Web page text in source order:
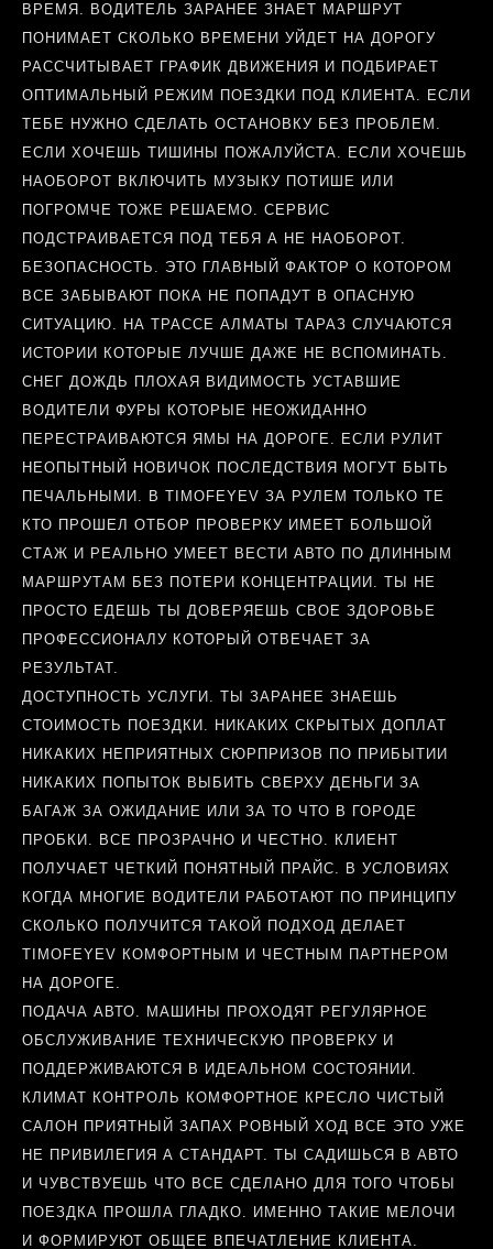
ВРЕМЯ. ВОДИТЕЛЬ ЗАРАНЕЕ ЗНАЕТ МАРШРУТ
ПОНИМАЕТ СКОЛЬКО ВРЕМЕНИ УЙДЕТ НА ДОРОГУ
РАССЧИТЫВАЕТ ГРАФИК ДВИЖЕНИЯ И ПОДБИРАЕТ
ОПТИМАЛЬНЫЙ РЕЖИМ ПОЕЗДКИ ПОД КЛИЕНТА. ЕСЛИ
ТЕБЕ НУЖНО СДЕЛАТЬ ОСТАНОВКУ БЕЗ ПРОБЛЕМ.
ЕСЛИ ХОЧЕШЬ ТИШИНЫ ПОЖАЛУЙСТА. ЕСЛИ ХОЧЕШЬ
НАОБОРОТ ВКЛЮЧИТЬ МУЗЫКУ ПОТИШЕ ИЛИ
ПОГРОМЧЕ ТОЖЕ РЕШАЕМО. СЕРВИС
ПОДСТРАИВАЕТСЯ ПОД ТЕБЯ А НЕ НАОБОРОТ.
БЕЗОПАСНОСТЬ. ЭТО ГЛАВНЫЙ ФАКТОР О КОТОРОМ
ВСЕ ЗАБЫВАЮТ ПОКА НЕ ПОПАДУТ В ОПАСНУЮ
СИТУАЦИЮ. НА ТРАССЕ АЛМАТЫ ТАРАЗ СЛУЧАЮТСЯ
ИСТОРИИ КОТОРЫЕ ЛУЧШЕ ДАЖЕ НЕ ВСПОМИНАТЬ.
СНЕГ ДОЖДЬ ПЛОХАЯ ВИДИМОСТЬ УСТАВШИЕ
ВОДИТЕЛИ ФУРЫ КОТОРЫЕ НЕОЖИДАННО
ПЕРЕСТРАИВАЮТСЯ ЯМЫ НА ДОРОГЕ. ЕСЛИ РУЛИТ
НЕОПЫТНЫЙ НОВИЧОК ПОСЛЕДСТВИЯ МОГУТ БЫТЬ
ПЕЧАЛЬНЫМИ. В TIMOFEYEV ЗА РУЛЕМ ТОЛЬКО ТЕ
КТО ПРОШЕЛ ОТБОР ПРОВЕРКУ ИМЕЕТ БОЛЬШОЙ
СТАЖ И РЕАЛЬНО УМЕЕТ ВЕСТИ АВТО ПО ДЛИННЫМ
МАРШРУТАМ БЕЗ ПОТЕРИ КОНЦЕНТРАЦИИ. ТЫ НЕ
ПРОСТО ЕДЕШЬ ТЫ ДОВЕРЯЕШЬ СВОЕ ЗДОРОВЬЕ
ПРОФЕССИОНАЛУ КОТОРЫЙ ОТВЕЧАЕТ ЗА
РЕЗУЛЬТАТ.
ДОСТУПНОСТЬ УСЛУГИ. ТЫ ЗАРАНЕЕ ЗНАЕШЬ
СТОИМОСТЬ ПОЕЗДКИ. НИКАКИХ СКРЫТЫХ ДОПЛАТ
НИКАКИХ НЕПРИЯТНЫХ СЮРПРИЗОВ ПО ПРИБЫТИИ
НИКАКИХ ПОПЫТОК ВЫБИТЬ СВЕРХУ ДЕНЬГИ ЗА
БАГАЖ ЗА ОЖИДАНИЕ ИЛИ ЗА ТО ЧТО В ГОРОДЕ
ПРОБКИ. ВСЕ ПРОЗРАЧНО И ЧЕСТНО. КЛИЕНТ
ПОЛУЧАЕТ ЧЕТКИЙ ПОНЯТНЫЙ ПРАЙС. В УСЛОВИЯХ
КОГДА МНОГИЕ ВОДИТЕЛИ РАБОТАЮТ ПО ПРИНЦИПУ
СКОЛЬКО ПОЛУЧИТСЯ ТАКОЙ ПОДХОД ДЕЛАЕТ
TIMOFEYEV КОМФОРТНЫМ И ЧЕСТНЫМ ПАРТНЕРОМ
НА ДОРОГЕ.
ПОДАЧА АВТО. МАШИНЫ ПРОХОДЯТ РЕГУЛЯРНОЕ
ОБСЛУЖИВАНИЕ ТЕХНИЧЕСКУЮ ПРОВЕРКУ И
ПОДДЕРЖИВАЮТСЯ В ИДЕАЛЬНОМ СОСТОЯНИИ.
КЛИМАТ КОНТРОЛЬ КОМФОРТНОЕ КРЕСЛО ЧИСТЫЙ
САЛОН ПРИЯТНЫЙ ЗАПАХ РОВНЫЙ ХОД ВСЕ ЭТО УЖЕ
НЕ ПРИВИЛЕГИЯ А СТАНДАРТ. ТЫ САДИШЬСЯ В АВТО
И ЧУВСТВУЕШЬ ЧТО ВСЕ СДЕЛАНО ДЛЯ ТОГО ЧТОБЫ
ПОЕЗДКА ПРОШЛА ГЛАДКО. ИМЕННО ТАКИЕ МЕЛОЧИ
И ФОРМИРУЮТ ОБЩЕЕ ВПЕЧАТЛЕНИЕ КЛИЕНТА.